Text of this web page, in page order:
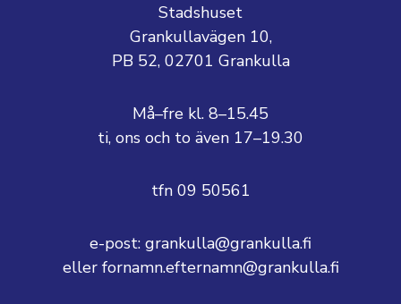
Stadshuset
Grankullavägen 10,
PB 52, 02701 Grankulla
Må–fre kl. 8–15.45
ti, ons och to även 17–19.30
tfn 09 50561
e-post: grankulla@grankulla.fi
eller fornamn.efternamn@grankulla.fi